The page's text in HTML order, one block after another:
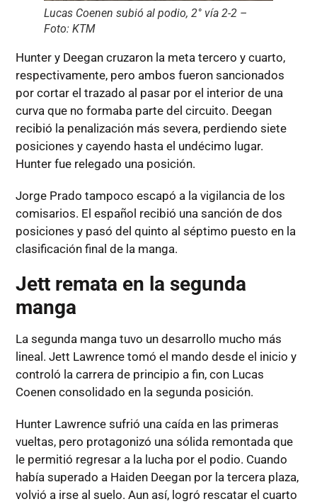
Lucas Coenen subió al podio, 2° vía 2-2 –
Foto: KTM
Hunter y Deegan cruzaron la meta tercero y cuarto,
respectivamente, pero ambos fueron sancionados
por cortar el trazado al pasar por el interior de una
curva que no formaba parte del circuito. Deegan
recibió la penalización más severa, perdiendo siete
posiciones y cayendo hasta el undécimo lugar.
Hunter fue relegado una posición.
Jorge Prado tampoco escapó a la vigilancia de los
comisarios. El español recibió una sanción de dos
posiciones y pasó del quinto al séptimo puesto en la
clasificación final de la manga.
Jett remata en la segunda
manga
La segunda manga tuvo un desarrollo mucho más
lineal. Jett Lawrence tomó el mando desde el inicio y
controló la carrera de principio a fin, con Lucas
Coenen consolidado en la segunda posición.
Hunter Lawrence sufrió una caída en las primeras
vueltas, pero protagonizó una sólida remontada que
le permitió regresar a la lucha por el podio. Cuando
había superado a Haiden Deegan por la tercera plaza,
volvió a irse al suelo. Aun así, logró rescatar el cuarto